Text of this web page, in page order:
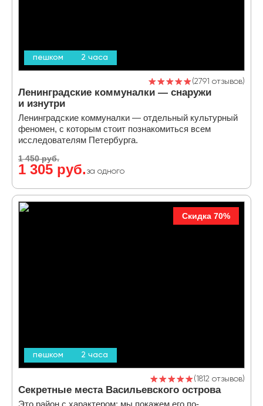
пешком 2 часа
2791 отзывов
Ленинградские коммуналки — снаружи
и изнутри
Ленинградские коммуналки — отдельный культурный
феномен, с которым стоит познакомиться всем
исследователям Петербурга.
1 450 руб.
1 305 руб. за одного
пешком 2 часа
Скидка 70%
1812 отзывов
Секретные места Васильевского острова
Это район с характером: мы покажем его по-